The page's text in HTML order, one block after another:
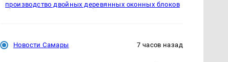
производство двойных деревянных оконных блоков
Новости Самары 7 часов назад